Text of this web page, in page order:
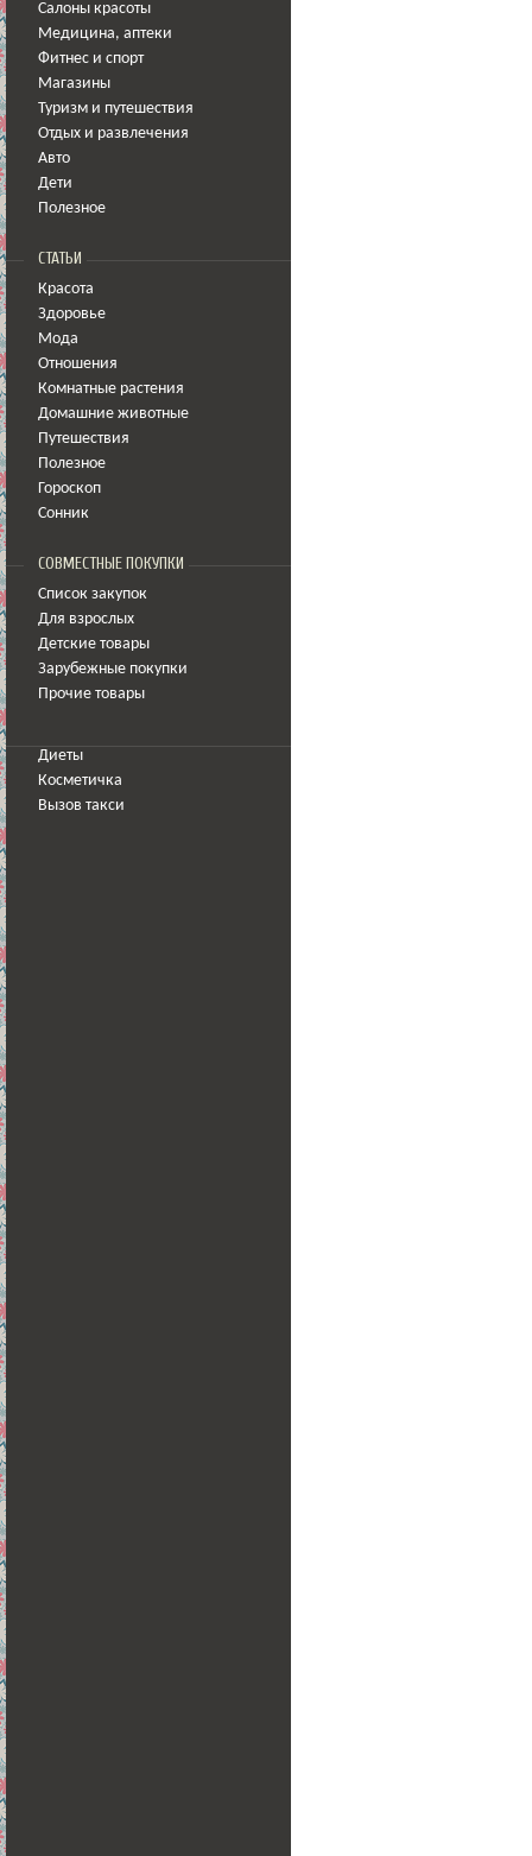
Салоны красоты
Медицина, аптеки
Фитнес и спорт
Магазины
Туризм и путешествия
Отдых и развлечения
Авто
Дети
Полезное
СТАТЬИ
Красота
Здоровье
Мода
Отношения
Комнатные растения
Домашние животные
Путешествия
Полезное
Гороскоп
Сонник
СОВМЕСТНЫЕ ПОКУПКИ
Список закупок
Для взрослых
Детские товары
Зарубежные покупки
Прочие товары
Диеты
Косметичка
Вызов такси